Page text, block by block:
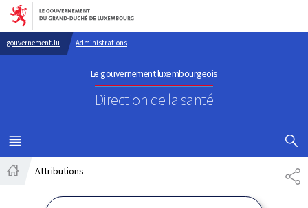
Aller au menu principal
Aller au contenu
gouvernement.lu Administrations
Le gouvernement luxembourgeois
Direction de la santé
MENU
PRINCIPAL
Attributions